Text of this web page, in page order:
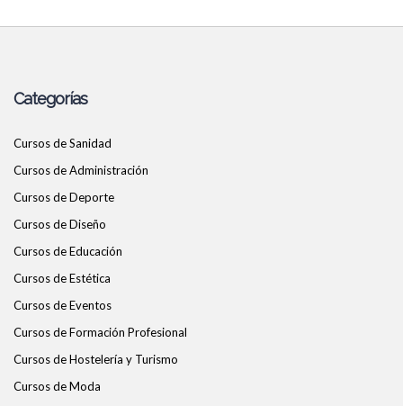
Categorías
Cursos de Sanidad
Cursos de Administración
Cursos de Deporte
Cursos de Diseño
Cursos de Educación
Cursos de Estética
Cursos de Eventos
Cursos de Formación Profesional
Cursos de Hostelería y Turismo
Cursos de Moda